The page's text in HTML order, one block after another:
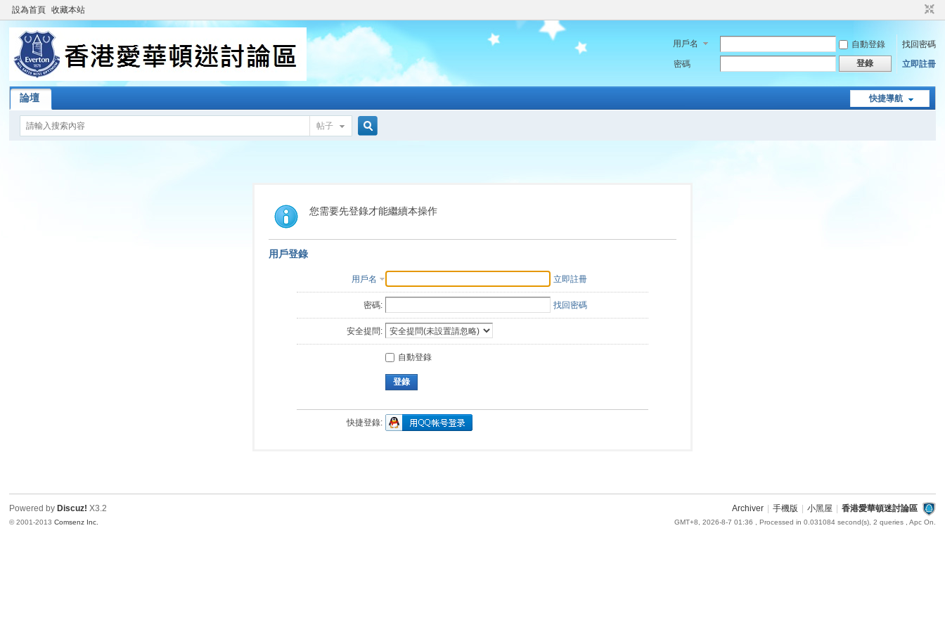
設為首頁 收藏本站
用戶名 自動登錄
找回密碼
密碼
登錄 立即註冊
快捷導航
論壇
帖子
索
您需要先登錄才能繼續本操作
用戶登錄
用戶名 立即註冊
密碼: 找回密碼
安全提問:
自動登錄
登錄
快捷登錄:
Archiver 手機版 小黑屋 香港愛華頓迷討論區
GMT+8, 2026-8-7 01:36 , Processed in 0.031084 second(s), 2 queries , Apc On.
Powered by Discuz! X3.2
© 2001-2013Comsenz Inc.